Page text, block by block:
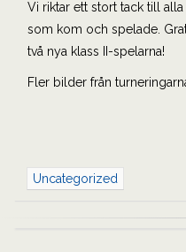
Vi riktar ett stort tack till
som kom och spelade.
två nya klass II-spelarna!
Fler bilder från
Uncategorized